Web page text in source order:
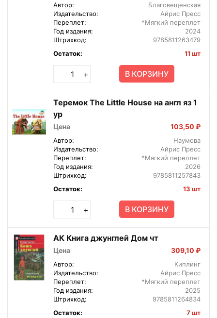
Автор:
Благовещенская
Издательство:
Айрис Пресс
Переплет:
*Мягкий переплет
Год издания:
2024
Штрихкод:
9785811263479
Остаток:
11 шт
+ В КОРЗИНУ
Теремок The Little House на англ яз 1
ур
Цена 103,50 ₽
Автор:
Наумова
Издательство:
Айрис Пресс
Переплет:
*Мягкий переплет
Год издания:
2026
Штрихкод:
9785811257843
Остаток:
13 шт
+ В КОРЗИНУ
АК Книга джунглей Дом чт
Цена 309,10 ₽
Автор:
Киплинг
Издательство:
Айрис Пресс
Переплет:
*Мягкий переплет
Год издания:
2025
Штрихкод:
9785811264834
Остаток:
7 шт